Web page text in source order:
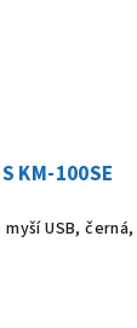
KM-100SE
USB,